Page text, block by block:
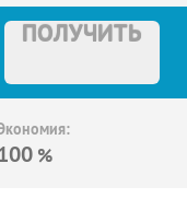
ПОЛУЧИТЬ
%